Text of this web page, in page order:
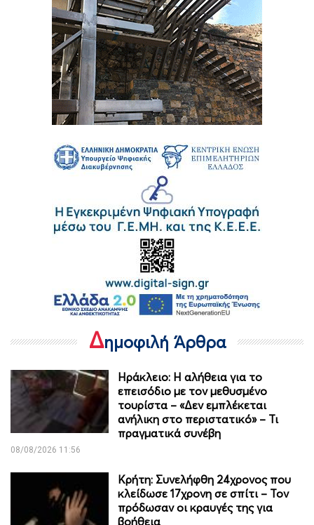
Δημοφιλή Άρθρα
Ηράκλειο: Η αλήθεια για το
επεισόδιο με τον μεθυσμένο
τουρίστα – «Δεν εμπλέκεται
ανήλικη στο περιστατικό» – Τι
πραγματικά συνέβη
08/08/2026 11:56
Κρήτη: Συνελήφθη 24χρονος που
κλείδωσε 17χρονη σε σπίτι – Τον
πρόδωσαν οι κραυγές της για
βοήθεια